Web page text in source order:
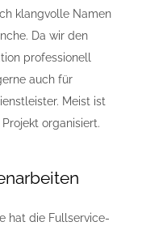
klangvolle Namen
Da wir den
professionell
auch für
Meist ist
organisiert.
hat die Fullservice-